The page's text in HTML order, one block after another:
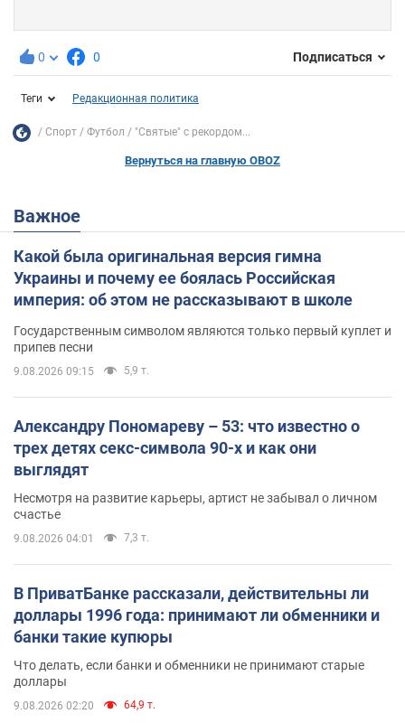
0 0 Подписаться
Теги Редакционная политика
Спорт Футбол "Святые" с рекордом...
Вернуться на главную OBOZ
Важное
Какой была оригинальная версия гимна
Украины и почему ее боялась Российская
империя: об этом не рассказывают в школе
Государственным символом являются только первый куплет и
припев песни
9.08.2026 09:15 5,9 т.
Александру Пономареву – 53: что известно о
трех детях секс-символа 90-х и как они
выглядят
Несмотря на развитие карьеры, артист не забывал о личном
счастье
9.08.2026 04:01 7,3 т.
В ПриватБанке рассказали, действительны ли
доллары 1996 года: принимают ли обменники и
банки такие купюры
Что делать, если банки и обменники не принимают старые
доллары
9.08.2026 02:20 64,9 т.